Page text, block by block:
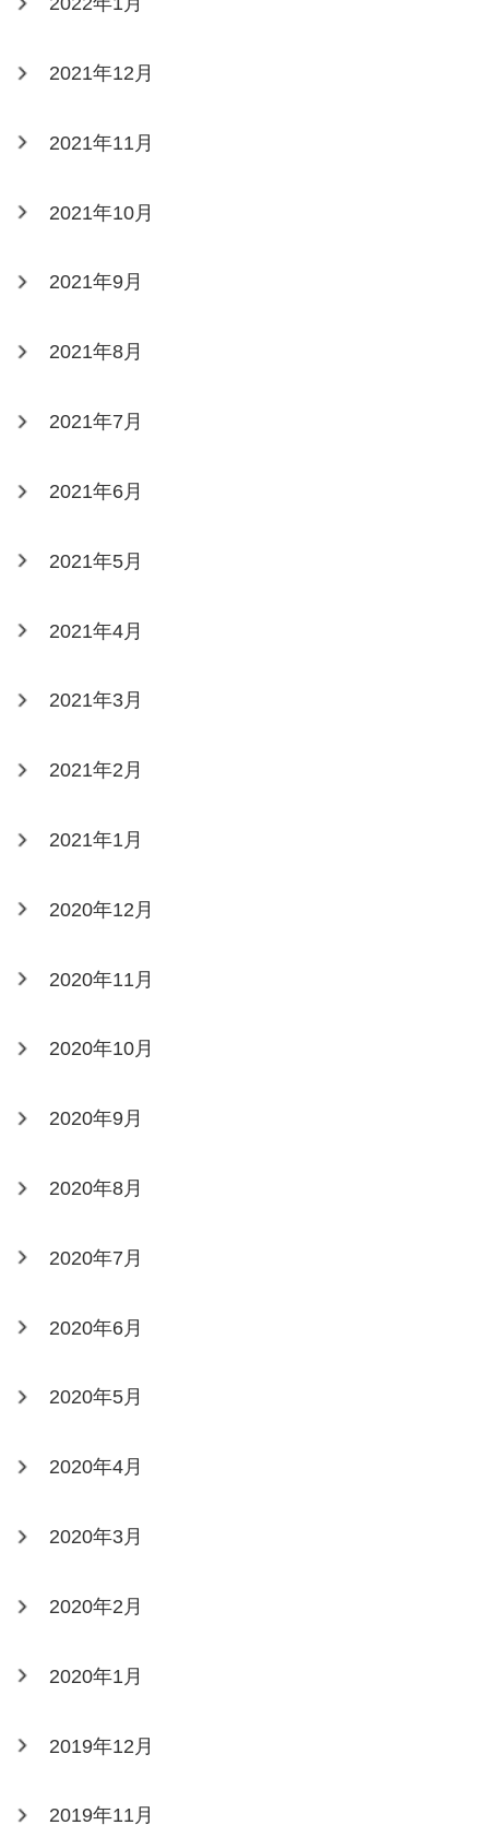
2021年12月
2021年11月
2021年10月
2021年9月
2021年8月
2021年7月
2021年6月
2021年5月
2021年4月
2021年3月
2021年2月
2021年1月
2020年12月
2020年11月
2020年10月
2020年9月
2020年8月
2020年7月
2020年6月
2020年5月
2020年4月
2020年3月
2020年2月
2020年1月
2019年12月
2019年11月